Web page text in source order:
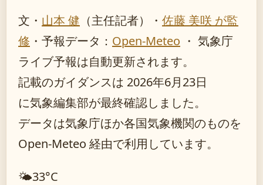
文・ 山本 健 （主任記者） ・ 佐藤 美咲 が監
修 ・ 予報データ： Open-Meteo ・ 気象庁
ライブ予報は自動更新されます。
記載のガイダンスは 2026年6月23日
に気象編集部が最終確認しました。
データは気象庁ほか各国気象機関のものを
Open-Meteo 経由で利用しています。
🌤️33°C